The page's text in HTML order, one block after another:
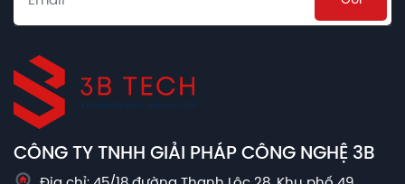
CÔNG TY TNHH GIẢI PHÁP CÔNG NGHỆ 3B